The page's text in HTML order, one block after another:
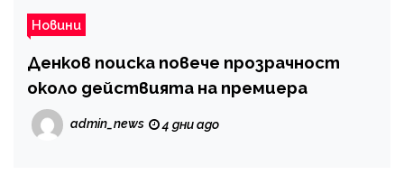
Новини
Денков поиска повече прозрачност
около действията на премиера
admin_news 4 дни ago